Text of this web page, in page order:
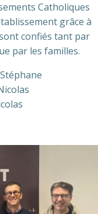
Catholiques
grâce à
confiés tant par
par les familles.